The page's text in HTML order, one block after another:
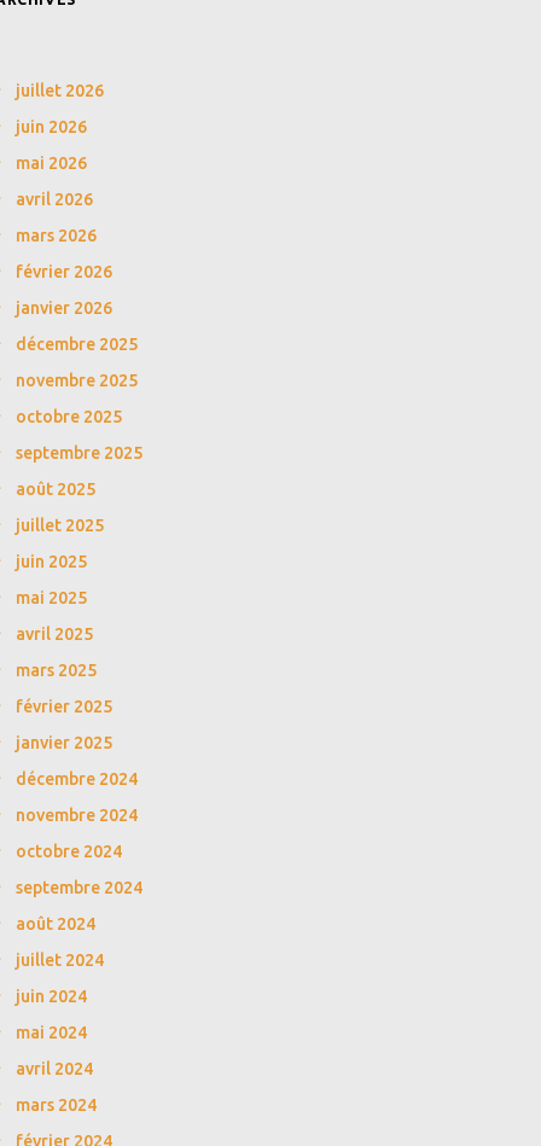
juillet 2026
juin 2026
mai 2026
avril 2026
mars 2026
février 2026
janvier 2026
décembre 2025
novembre 2025
octobre 2025
septembre 2025
août 2025
juillet 2025
juin 2025
mai 2025
avril 2025
mars 2025
février 2025
janvier 2025
décembre 2024
novembre 2024
octobre 2024
septembre 2024
août 2024
juillet 2024
juin 2024
mai 2024
avril 2024
mars 2024
février 2024